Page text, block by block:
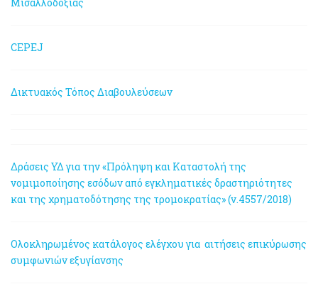
Μισαλλοδοξίας
CEPEJ
Δικτυακός Τόπος Διαβουλεύσεων
Δράσεις ΥΔ για την «Πρόληψη και Καταστολή της
νομιμοποίησης εσόδων από εγκληματικές δραστηριότητες
και της χρηματοδότησης της τρομοκρατίας» (ν.4557/2018)
Ολοκληρωμένος κατάλογος ελέγχου για αιτήσεις επικύρωσης
συμφωνιών εξυγίανσης